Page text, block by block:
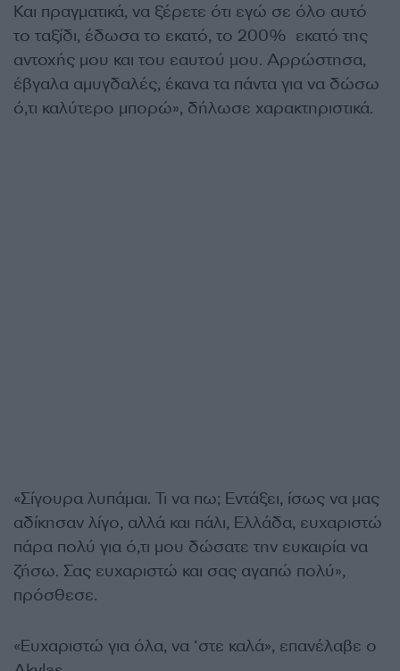
Και πραγματικά, να ξέρετε ότι εγώ σε όλο αυτό
το ταξίδι, έδωσα το εκατό, το 200% εκατό της
αντοχής μου και του εαυτού μου. Αρρώστησα,
έβγαλα αμυγδαλές, έκανα τα πάντα για να δώσω
ό,τι καλύτερο μπορώ», δήλωσε χαρακτηριστικά.
«Σίγουρα λυπάμαι. Τι να πω; Εντάξει, ίσως να μας
αδίκησαν λίγο, αλλά και πάλι, Ελλάδα, ευχαριστώ
πάρα πολύ για ό,τι μου δώσατε την ευκαιρία να
ζήσω. Σας ευχαριστώ και σας αγαπώ πολύ»,
πρόσθεσε.
«Ευχαριστώ για όλα, να ‘στε καλά», επανέλαβε ο